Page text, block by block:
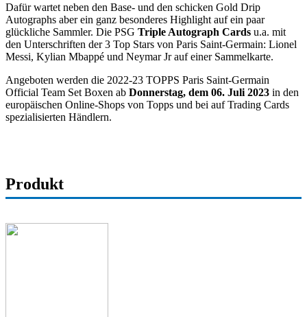
Dafür wartet neben den Base- und den schicken Gold Drip
Autographs aber ein ganz besonderes Highlight auf ein paar
glückliche Sammler. Die PSG Triple Autograph Cards u.a. mit
den Unterschriften der 3 Top Stars von Paris Saint-Germain: Lionel
Messi, Kylian Mbappé und Neymar Jr auf einer Sammelkarte.
Angeboten werden die 2022-23 TOPPS Paris Saint-Germain
Official Team Set Boxen ab Donnerstag, dem 06. Juli 2023 in den
europäischen Online-Shops von Topps und bei auf Trading Cards
spezialisierten Händlern.
Produkt